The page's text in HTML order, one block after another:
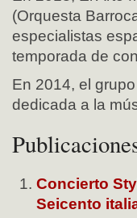
(Orquesta
especialistas
temporada de
En 2014, el
dedicada a la
Concierto
Seicento